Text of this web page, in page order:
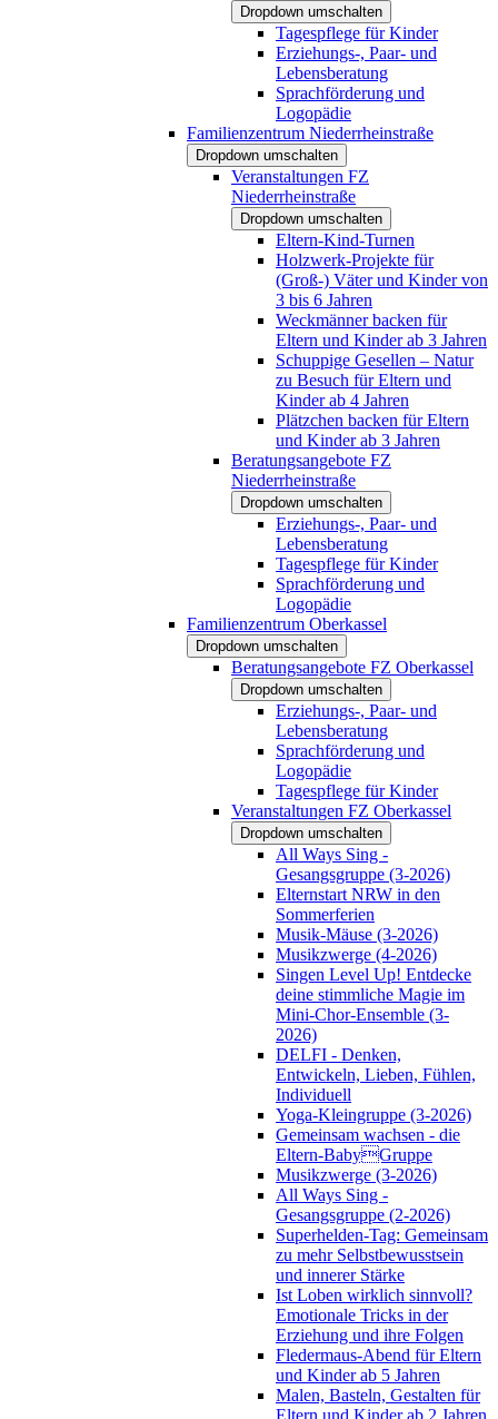
Dropdown umschalten
Tagespflege für Kinder
Erziehungs-, Paar- und
Lebensberatung
Sprachförderung und
Logopädie
Familienzentrum Niederrheinstraße
Dropdown umschalten
Veranstaltungen FZ
Niederrheinstraße
Dropdown umschalten
Eltern-Kind-Turnen
Holzwerk-Projekte für
(Groß-) Väter und Kinder von
3 bis 6 Jahren
Weckmänner backen für
Eltern und Kinder ab 3 Jahren
Schuppige Gesellen – Natur
zu Besuch für Eltern und
Kinder ab 4 Jahren
Plätzchen backen für Eltern
und Kinder ab 3 Jahren
Beratungsangebote FZ
Niederrheinstraße
Dropdown umschalten
Erziehungs-, Paar- und
Lebensberatung
Tagespflege für Kinder
Sprachförderung und
Logopädie
Familienzentrum Oberkassel
Dropdown umschalten
Beratungsangebote FZ Oberkassel
Dropdown umschalten
Erziehungs-, Paar- und
Lebensberatung
Sprachförderung und
Logopädie
Tagespflege für Kinder
Veranstaltungen FZ Oberkassel
Dropdown umschalten
All Ways Sing -
Gesangsgruppe (3-2026)
Elternstart NRW in den
Sommerferien
Musik-Mäuse (3-2026)
Musikzwerge (4-2026)
Singen Level Up! Entdecke
deine stimmliche Magie im
Mini-Chor-Ensemble (3-
2026)
DELFI - Denken,
Entwickeln, Lieben, Fühlen,
Individuell
Yoga-Kleingruppe (3-2026)
Gemeinsam wachsen - die
Eltern-BabyGruppe
Musikzwerge (3-2026)
All Ways Sing -
Gesangsgruppe (2-2026)
Superhelden-Tag: Gemeinsam
zu mehr Selbstbewusstsein
und innerer Stärke
Ist Loben wirklich sinnvoll?
Emotionale Tricks in der
Erziehung und ihre Folgen
Fledermaus-Abend für Eltern
und Kinder ab 5 Jahren
Malen, Basteln, Gestalten für
Eltern und Kinder ab 2 Jahren